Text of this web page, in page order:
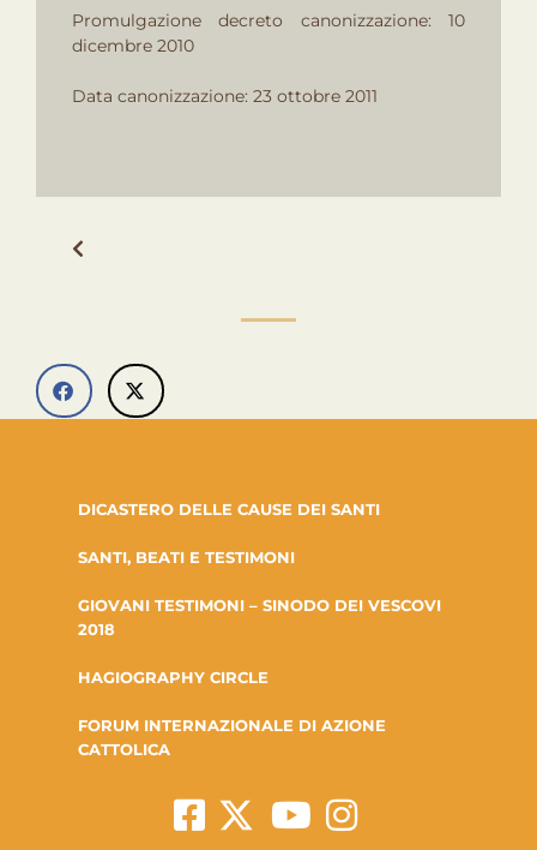
Promulgazione decreto canonizzazione: 10
dicembre 2010
Data canonizzazione: 23 ottobre 2011
DICASTERO DELLE CAUSE DEI SANTI
SANTI, BEATI E TESTIMONI
GIOVANI TESTIMONI – SINODO DEI VESCOVI
2018
HAGIOGRAPHY CIRCLE
FORUM INTERNAZIONALE DI AZIONE
CATTOLICA